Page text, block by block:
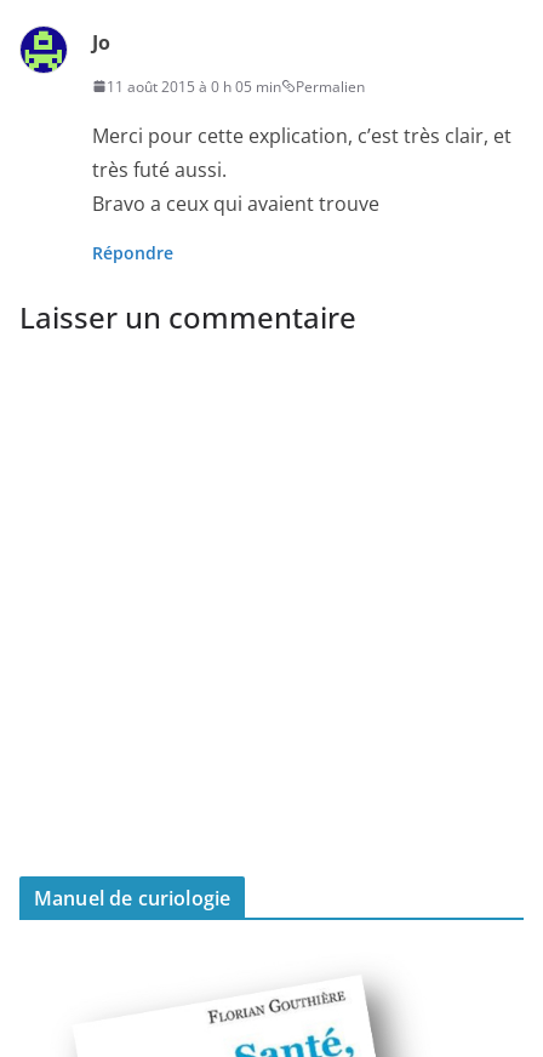
Jo
11 août 2015 à 0 h 05 min Permalien
Merci pour cette explication, c’est très clair, et
très futé aussi.
Bravo a ceux qui avaient trouve
Répondre
Laisser un commentaire
Manuel de curiologie